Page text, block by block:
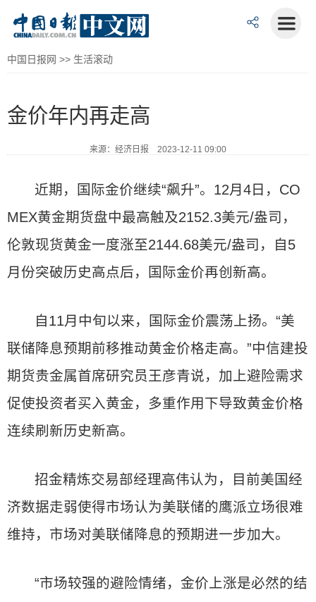
中国日报网 >> 生活滚动
金价年内再走高
来源：经济日报 2023-12-11 09:00
近期，国际金价继续“飙升”。12月4日，CO
MEX黄金期货盘中最高触及2152.3美元/盎司，
伦敦现货黄金一度涨至2144.68美元/盎司，自5
月份突破历史高点后，国际金价再创新高。
自11月中旬以来，国际金价震荡上扬。“美
联储降息预期前移推动黄金价格走高。”中信建投
期货贵金属首席研究员王彦青说，加上避险需求
促使投资者买入黄金，多重作用下导致黄金价格
连续刷新历史新高。
招金精炼交易部经理高伟认为，目前美国经
济数据走弱使得市场认为美联储的鹰派立场很难
维持，市场对美联储降息的预期进一步加大。
“市场较强的避险情绪，金价上涨是必然的结